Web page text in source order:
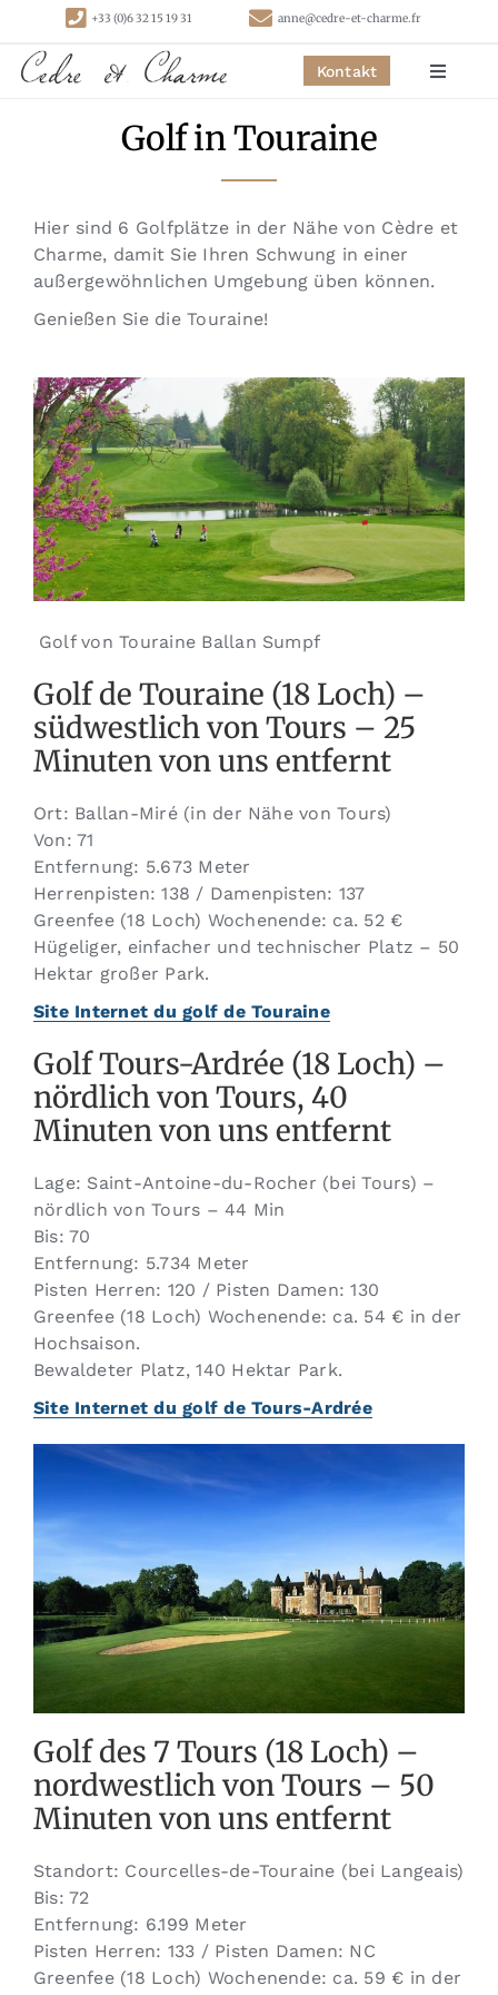
content
+33 (0)6 32 15 19 31 anne@cedre-et-charme.fr
Kontakt
Toggle
Hütten
Kontakt
Links
Golf in Touraine
Hier sind 6 Golfplätze in der Nähe von Cèdre et
Charme, damit Sie Ihren Schwung in einer
außergewöhnlichen Umgebung üben können.
Genießen Sie die Touraine!
Golf von Touraine Ballan Sumpf
Golf de Touraine (18 Loch) –
südwestlich von Tours – 25
Minuten von uns entfernt
Ort: Ballan-Miré (in der Nähe von Tours)
Von: 71
Entfernung: 5.673 Meter
Herrenpisten: 138 / Damenpisten: 137
Greenfee (18 Loch) Wochenende: ca. 52 €
Hügeliger, einfacher und technischer Platz – 50
Hektar großer Park.
Site Internet du golf de Touraine
Golf Tours-Ardrée (18 Loch) –
nördlich von Tours, 40
Minuten von uns entfernt
Lage: Saint-Antoine-du-Rocher (bei Tours) –
nördlich von Tours – 44 Min
Bis: 70
Entfernung: 5.734 Meter
Pisten Herren: 120 / Pisten Damen: 130
Greenfee (18 Loch) Wochenende: ca. 54 € in der
Hochsaison.
Bewaldeter Platz, 140 Hektar Park.
Site Internet du golf de Tours-Ardrée
Golf des 7 Tours (18 Loch) –
nordwestlich von Tours – 50
Minuten von uns entfernt
Standort: Courcelles-de-Touraine (bei Langeais)
Bis: 72
Entfernung: 6.199 Meter
Pisten Herren: 133 / Pisten Damen: NC
Greenfee (18 Loch) Wochenende: ca. 59 € in der